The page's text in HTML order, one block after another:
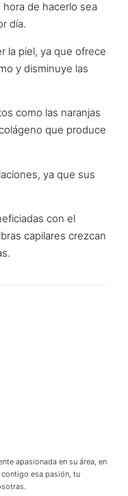
de hacerlo sea
día.
la piel, ya que ofrece
y disminuye las
como las naranjas
que produce
ya que sus
con el
capilares crezcan
apasionada en su área, en
esa pasión, tu